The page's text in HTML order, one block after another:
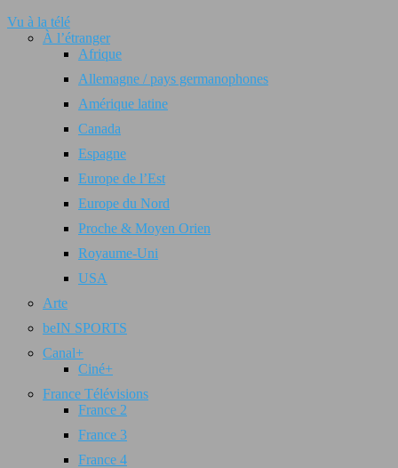
Vu à la télé
À l’étranger
Afrique
Allemagne / pays germanophones
Amérique latine
Canada
Espagne
Europe de l’Est
Europe du Nord
Proche & Moyen Orien
Royaume-Uni
USA
Arte
beIN SPORTS
Canal+
Ciné+
France Télévisions
France 2
France 3
France 4